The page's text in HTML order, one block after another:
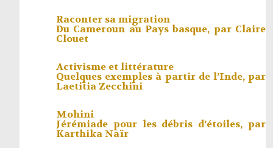
Raconter sa migration
Du Cameroun au Pays basque, par Claire
Clouet
Activisme et littérature
Quelques exemples à partir de l’Inde, par
Laetitia Zecchini
Mohini
Jérémiade pour les débris d’étoiles, par
Karthika Naïr